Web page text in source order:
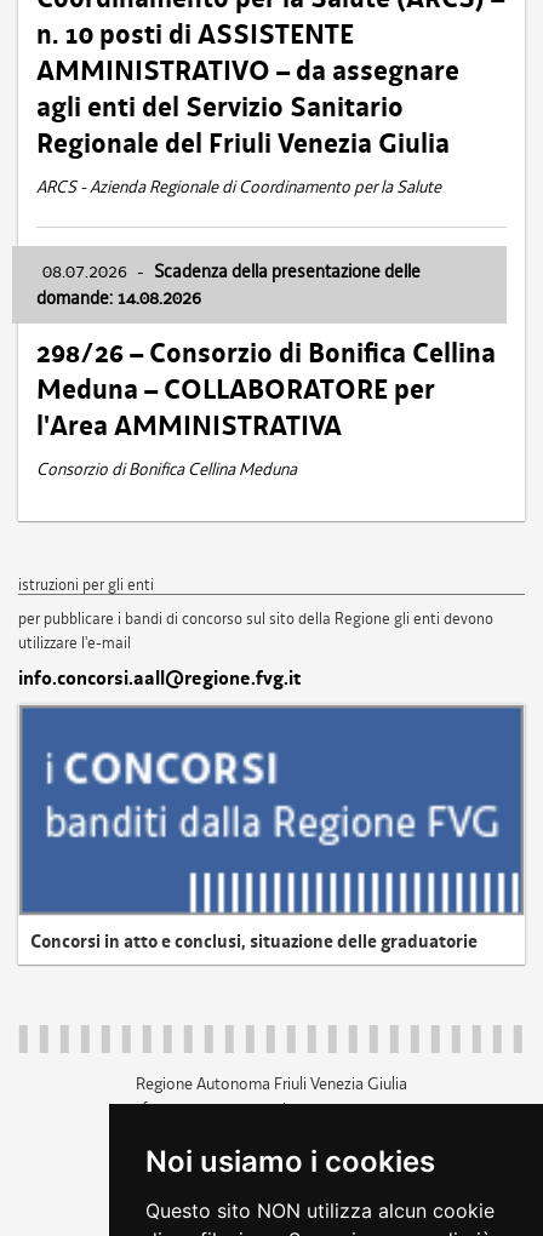
Noi usiamo i cookies
Questo sito NON utilizza alcun cookie
n. 10 posti di ASSISTENTE
AMMINISTRATIVO – da assegnare
agli enti del Servizio Sanitario
Regionale del Friuli Venezia Giulia
ARCS - Azienda Regionale di Coordinamento per la Salute
08.07.2026 - Scadenza della presentazione delle
domande: 14.08.2026
298/26 – Consorzio di Bonifica Cellina
Meduna – COLLABORATORE per
l'Area AMMINISTRATIVA
Consorzio di Bonifica Cellina Meduna
istruzioni per gli enti
per pubblicare i bandi di concorso sul sito della Regione gli enti devono
utilizzare l'e-mail
info.concorsi.aall@regione.fvg.it
Concorsi in atto e conclusi, situazione delle graduatorie
Regione Autonoma Friuli Venezia Giulia
c.f. 80014930327; p.iva 00526040324
+39 040 3771111